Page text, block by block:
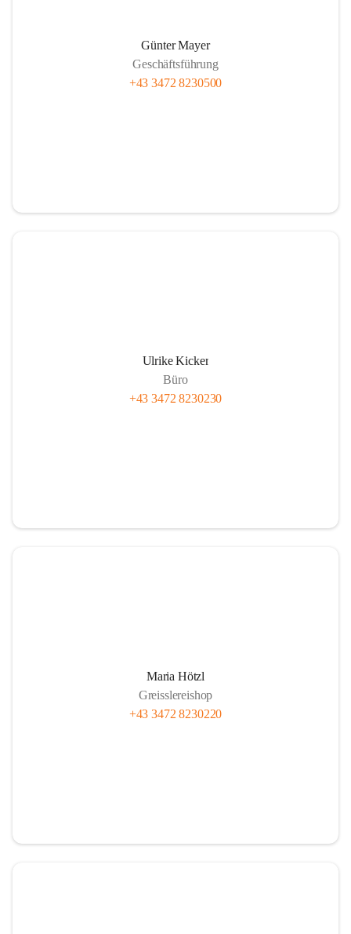
Günter Mayer
Geschäftsführung
+43 3472 8230500
Ulrike Kicker
Büro
+43 3472 8230230
Maria Hötzl
Greisslereishop
+43 3472 8230220